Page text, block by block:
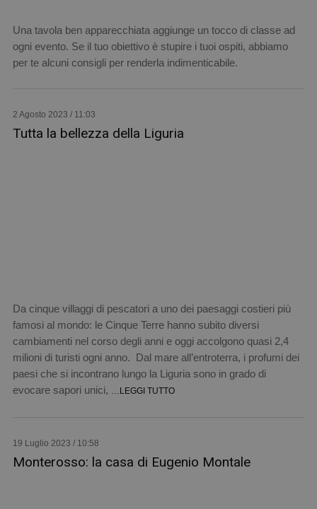
Una tavola ben apparecchiata aggiunge un tocco di classe ad
ogni evento. Se il tuo obiettivo è stupire i tuoi ospiti, abbiamo
per te alcuni consigli per renderla indimenticabile.
2 Agosto 2023 / 11:03
Tutta la bellezza della Liguria
Da cinque villaggi di pescatori a uno dei paesaggi costieri più
famosi al mondo: le Cinque Terre hanno subito diversi
cambiamenti nel corso degli anni e oggi accolgono quasi 2,4
milioni di turisti ogni anno. Dal mare all’entroterra, i profumi dei
paesi che si incontrano lungo la Liguria sono in grado di
evocare sapori unici, …LEGGI TUTTO
19 Luglio 2023 / 10:58
Monterosso: la casa di Eugenio Montale